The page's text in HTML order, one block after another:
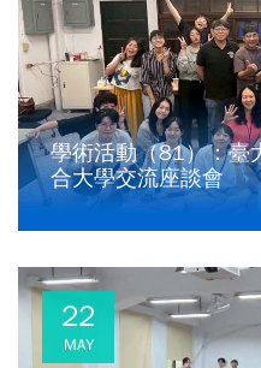
學術活動（81）：臺
合大學交流座談會
22
MAY